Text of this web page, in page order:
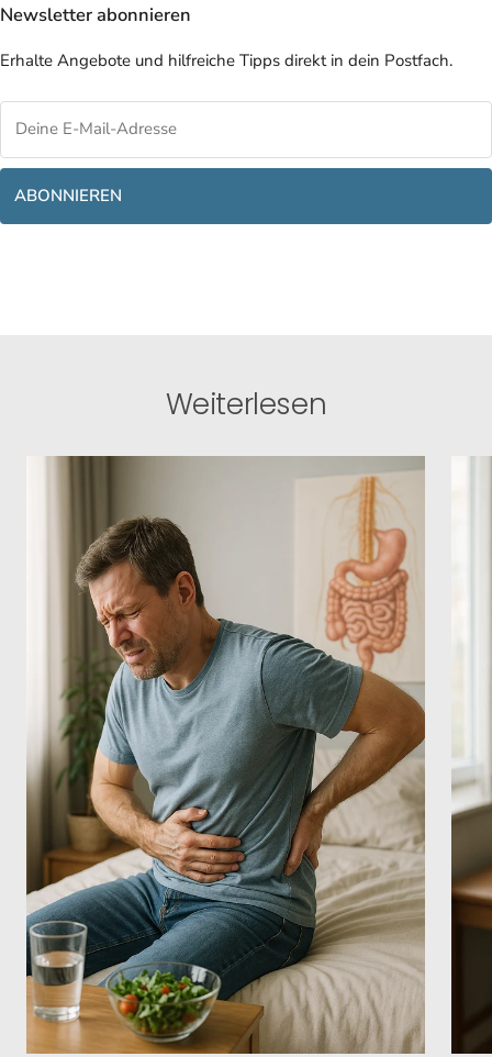
Newsletter abonnieren
Erhalte Angebote und hilfreiche Tipps direkt in dein Postfach.
ABONNIEREN
Weiterlesen